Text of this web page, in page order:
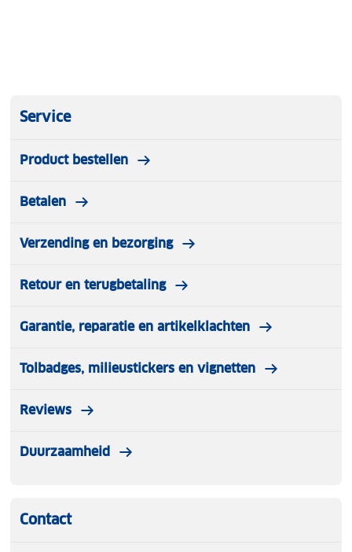
Service
Product bestellen
Betalen
Verzending en bezorging
Retour en terugbetaling
Garantie, reparatie en artikelklachten
Tolbadges, milieustickers en vignetten
Reviews
Duurzaamheid
Contact